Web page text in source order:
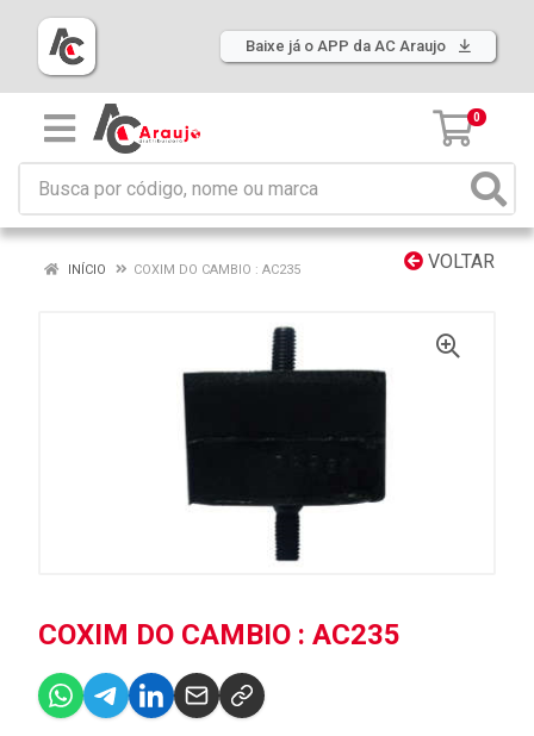
Baixe já o APP da AC Araujo
0
VOLTAR
INÍCIO COXIM DO CAMBIO : AC235
COXIM DO CAMBIO : AC235